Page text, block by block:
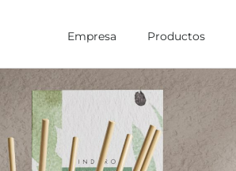
Empresa Productos